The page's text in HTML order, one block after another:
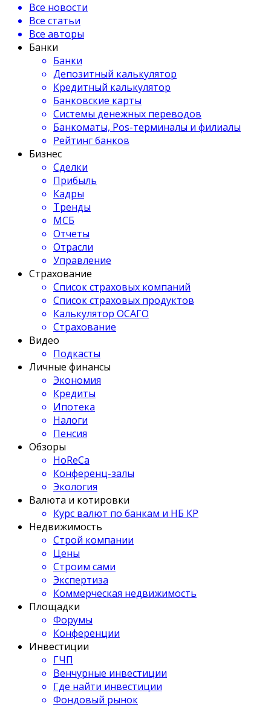
Все новости
Все статьи
Все авторы
Банки
Банки
Депозитный калькулятор
Кредитный калькулятор
Банковские карты
Системы денежных переводов
Банкоматы, Pos-терминалы и филиалы
Рейтинг банков
Бизнес
Сделки
Прибыль
Кадры
Тренды
МСБ
Отчеты
Отрасли
Управление
Страхование
Список страховых компаний
Список страховых продуктов
Калькулятор ОСАГО
Страхование
Видео
Подкасты
Личные финансы
Экономия
Кредиты
Ипотека
Налоги
Пенсия
Обзоры
HoReCa
Конференц-залы
Экология
Валюта и котировки
Курс валют по банкам и НБ КР
Недвижимость
Строй компании
Цены
Строим сами
Экспертиза
Коммерческая недвижимость
Площадки
Форумы
Конференции
Инвестиции
ГЧП
Венчурные инвестиции
Где найти инвестиции
Фондовый рынок